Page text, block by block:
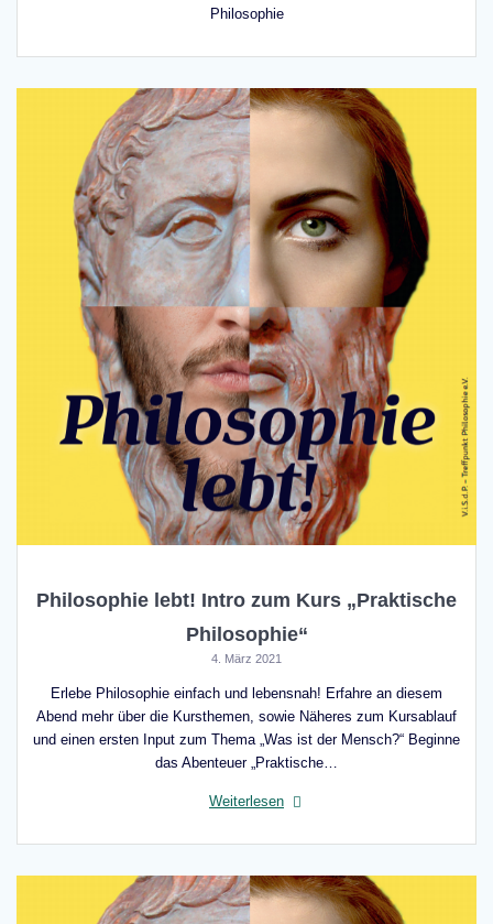
Philosophie
Philosophie lebt! Intro zum Kurs „Praktische
Philosophie“
4. März 2021
Erlebe Philosophie einfach und lebensnah! Erfahre an diesem
Abend mehr über die Kursthemen, sowie Näheres zum Kursablauf
und einen ersten Input zum Thema „Was ist der Mensch?“ Beginne
das Abenteuer „Praktische…
Weiterlesen